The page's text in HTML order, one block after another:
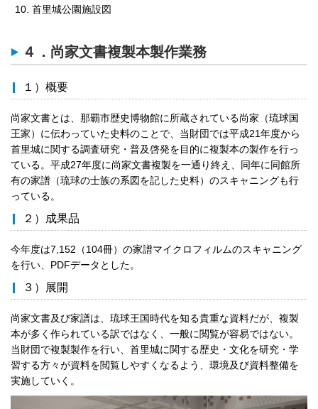
首里城公園施設図
４．尚家文書複製本製作業務
１）概要
尚家文書とは、那覇市歴史博物館に所蔵されている尚家（琉球国
王家）に伝わっていた史料のことで、当財団では平成21年度から
首里城に関する調査研究・普及啓発を目的に複製本の製作を行っ
ている。平成27年度に尚家文書複製を一通り終え、同年に同館所
有の家譜（琉球の士族の系図を記した史料）のスキャニングも行
っている。
２）成果品
今年度は7,152（104冊）の家譜マイクロフィルムのスキャニング
を行い、PDFデータとした。
３）展開
尚家文書及び家譜は、琉球王国時代を知る貴重な資料だが、複製
本が多く作られている訳ではなく、一般に閲覧が容易ではない。
当財団で複製製作を行い、首里城に関する歴史・文化を研究・学
習する方々が資料を閲覧しやすくなるよう、環境及び資料整備を
実施していく。